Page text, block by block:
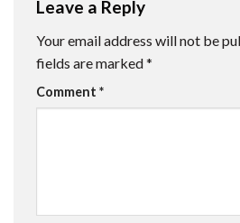
Leave a Reply
Your email address will not be
fields are marked*
Comment *